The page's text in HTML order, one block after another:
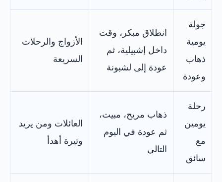
جولة
يومية
ذهاب
وعودة
انطلاق مبكر، وقت
داخل إشبيلية، ثم
عودة إلى لشبونة
الأزواج والرحلات
السريعة
رحلة
يومين
مع
سائق
ذهاب مريح، مبيت،
ثم عودة في اليوم
التالي
العائلات ومن يريد
وتيرة أهدأ